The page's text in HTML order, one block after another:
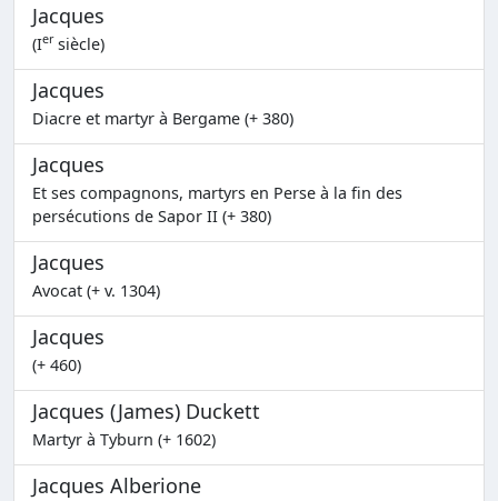
Jacques
(Iersiècle)
Jacques
Diacre et martyr à Bergame (+ 380)
Jacques
Et ses compagnons, martyrs en Perse à la fin des
persécutions de Sapor II (+ 380)
Jacques
Avocat (+ v. 1304)
Jacques
(+ 460)
Jacques (James) Duckett
Martyr à Tyburn (+ 1602)
Jacques Alberione